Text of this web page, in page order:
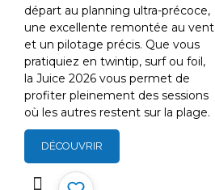
départ au planning ultra-précoce,
une excellente remontée au vent
et un pilotage précis. Que vous
pratiquiez en twintip, surf ou foil,
la Juice 2026 vous permet de
profiter pleinement des sessions
où les autres restent sur la plage.
DÉCOUVRIR